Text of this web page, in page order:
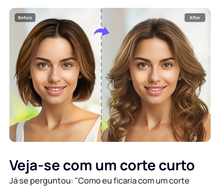
Veja-se com um corte curto
Já se perguntou: "Como eu ficaria com um corte